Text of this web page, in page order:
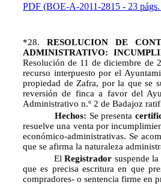
PDF (BOE-A-2011-2815 - 23 págs.
*28.RESOLUCION DE
ADMINISTRATIVO:
Resolución de 11 de diciembre de
recurso interpuesto por el
propiedad de Zafra, por la que se
reversión de finca a favor del
Administrativo n.º 2 de Badajoz
Hechos: Se presenta
resuelve una venta por
económico-administrativas. Se
que se afirma la naturaleza
ElRegistrador suspende
que es precisa escritura en que
compradores- o sentencia firme en